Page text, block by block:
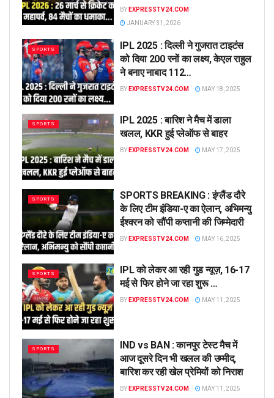
BY EXPRESSTV24.COM
JANUARY 31, 2026
SPORTS
IPL 2025 : दिल्ली ने गुजरात टाइटंस
को दिया 200 रनों का लक्ष्य, केएल राहुल
ने बनाए नाबाद 112…
BY EXPRESSTV24.COM MAY 18, 2025
SPORTS
IPL 2025 : बारिश ने मैच में डाला
खलल, KKR हुई प्लेऑफ से बाहर
BY EXPRESSTV24.COM MAY 17, 2025
SPORTS
SPORTS BREAKING : इंग्लैंड दौरे
के लिए टीम इंडिया-ए का ऐलान, अभिमन्यु
ईश्वरन को सौंपी कप्तानी की जिम्मेदारी
BY EXPRESSTV24.COM MAY 16, 2025
SPORTS
IPL को लेकर आ रही गुड न्यूज़, 16-17
मई से फिर होने जा रहा शुरू …
BY EXPRESSTV24.COM MAY 11, 2025
SPORTS
IND vs BAN : कानपुर टेस्ट मैच में
आज दूसरे दिन भी खलल की उम्मीद,
बारिश कर रही खेल प्रेमियों को निराश
BY EXPRESSTV24.COM MAY 11, 2025